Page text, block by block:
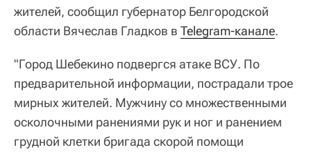
жителей, сообщил губернатор Белгородской
области Вячеслав Гладков в Telegram-канале.
"Город Шебекино подвергся атаке ВСУ. По
предварительной информации, пострадали трое
мирных жителей. Мужчину со множественными
осколочными ранениями рук и ног и ранением
грудной клетки бригада скорой помощи